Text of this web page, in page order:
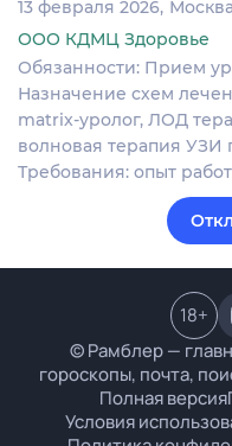
13 февраля 2026 Москва
ООО КДМЦ Здоровье
Обязанности: Прием
Назначение схем
matrix-уролог, ЛОД
волновая терапия УЗИ
Требования: опыт
© Рамблер —
гороскопы, почта,
Полная версия
Условия
18+